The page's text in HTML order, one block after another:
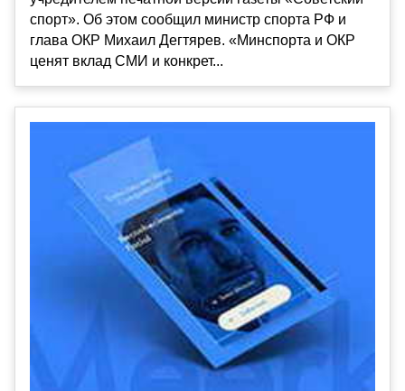
спорт». Об этом сообщил министр спорта РФ и
глава ОКР Михаил Дегтярев. «Минспорта и ОКР
ценят вклад СМИ и конкрет...